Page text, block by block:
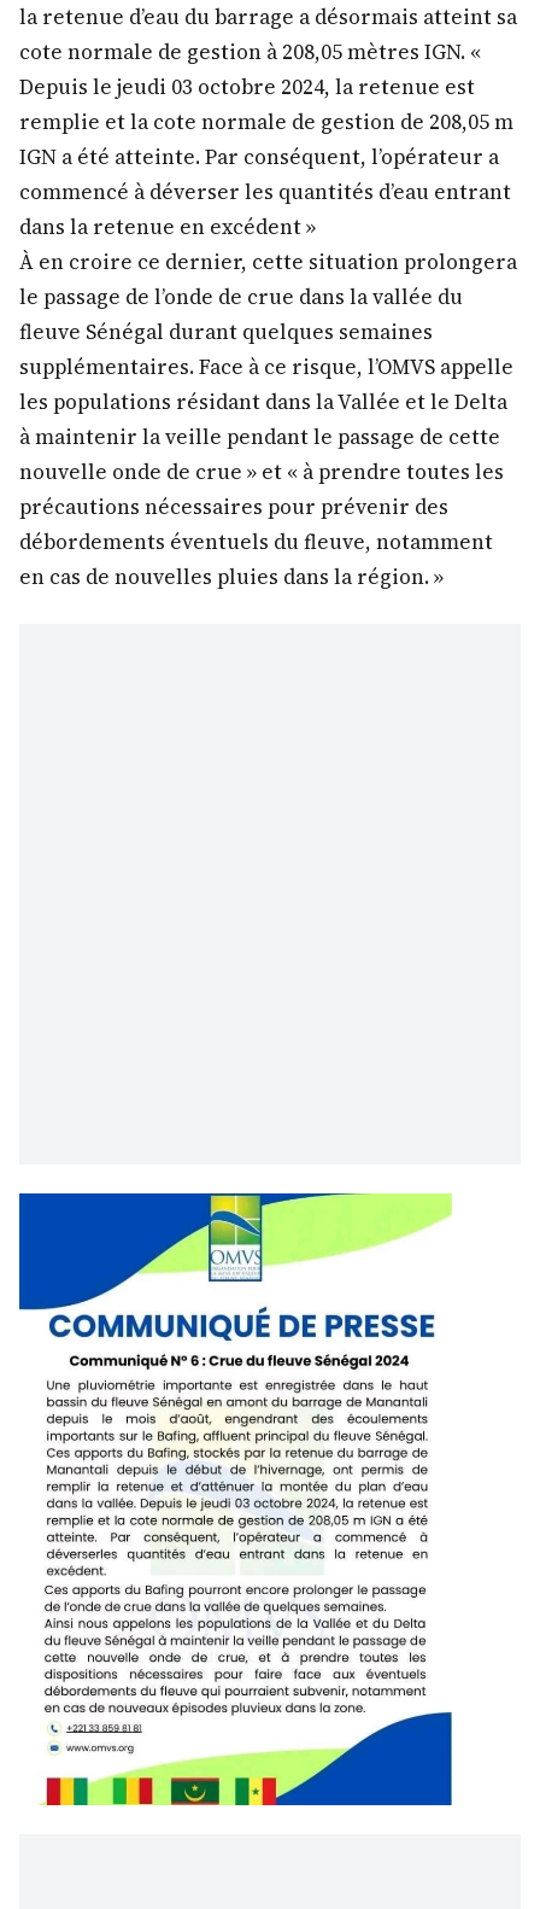
la retenue d’eau du barrage a désormais atteint sa
cote normale de gestion à 208,05 mètres IGN. «
Depuis le jeudi 03 octobre 2024, la retenue est
remplie et la cote normale de gestion de 208,05 m
IGN a été atteinte. Par conséquent, l’opérateur a
commencé à déverser les quantités d’eau entrant
dans la retenue en excédent »
À en croire ce dernier, cette situation prolongera
le passage de l’onde de crue dans la vallée du
fleuve Sénégal durant quelques semaines
supplémentaires. Face à ce risque, l’OMVS appelle
les populations résidant dans la Vallée et le Delta
à maintenir la veille pendant le passage de cette
nouvelle onde de crue » et « à prendre toutes les
précautions nécessaires pour prévenir des
débordements éventuels du fleuve, notamment
en cas de nouvelles pluies dans la région. »